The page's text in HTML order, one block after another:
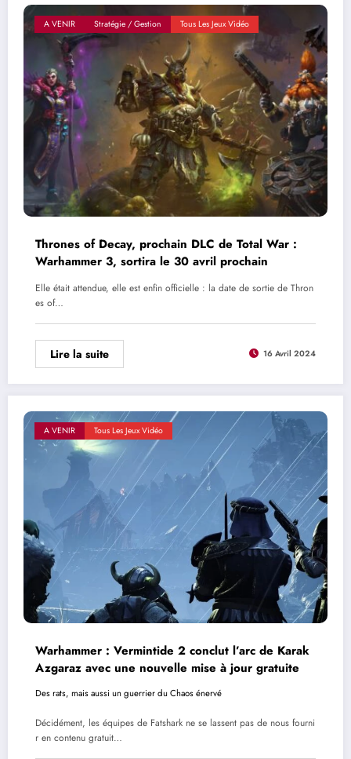
A VENIR Stratégie / Gestion Tous Les Jeux Vidéo
Thrones of Decay, prochain DLC de Total War :
Warhammer 3, sortira le 30 avril prochain
Elle était attendue, elle est enfin officielle : la date de sortie de Thron
es of…
Lire la suite 16 Avril 2024
A VENIR Tous Les Jeux Vidéo
Warhammer : Vermintide 2 conclut l’arc de Karak
Azgaraz avec une nouvelle mise à jour gratuite
Des rats, mais aussi un guerrier du Chaos énervé
Décidément, les équipes de Fatshark ne se lassent pas de nous fourni
r en contenu gratuit…